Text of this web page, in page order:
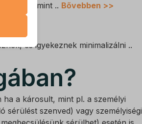
valamint .. Bővebben >>
és igyekeznek minimalizálni ..
a károsult, mint pl. a személyi
sérülést szenved) vagy személyiségi